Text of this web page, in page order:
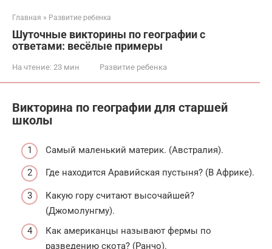
Главная » Развитие ребенка
Шуточные викторины по географии с
ответами: весёлые примеры
На чтение: 23 мин Развитие ребенка
Викторина по географии для старшей
школы
Самый маленький материк. (Австралия).
Где находится Аравийская пустыня? (В Африке).
Какую гору считают высочайшей?
(Джомолунгму).
Как американцы называют фермы по
разведению скота? (Ранчо).